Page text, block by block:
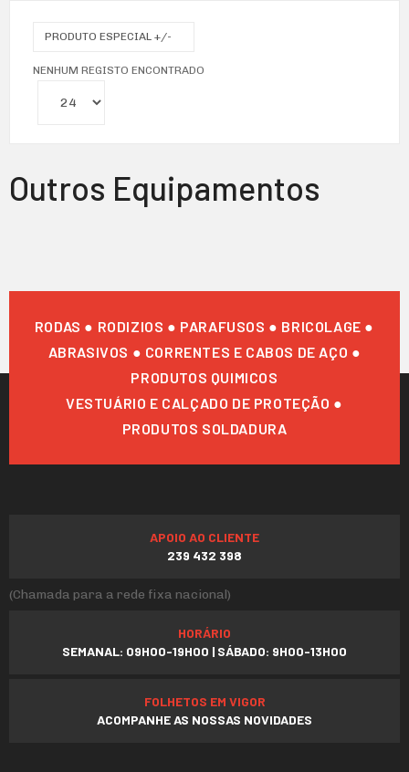
PRODUTO ESPECIAL +/-
NENHUM REGISTO ENCONTRADO
Outros Equipamentos
RODAS ● RODIZIOS ● PARAFUSOS ● BRICOLAGE ●
ABRASIVOS ● CORRENTES E CABOS DE AÇO ●
PRODUTOS QUIMICOS
VESTUÁRIO E CALÇADO DE PROTEÇÃO ●
PRODUTOS SOLDADURA
APOIO AO CLIENTE
239 432 398
(Chamada para a rede fixa nacional)
HORÁRIO
SEMANAL: 09H00-19H00 | SÁBADO: 9H00-13H00
FOLHETOS EM VIGOR
ACOMPANHE AS NOSSAS NOVIDADES